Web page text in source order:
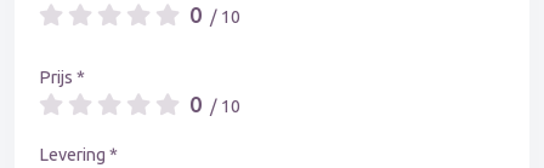
0 / 10
Prijs *
0 / 10
Levering *